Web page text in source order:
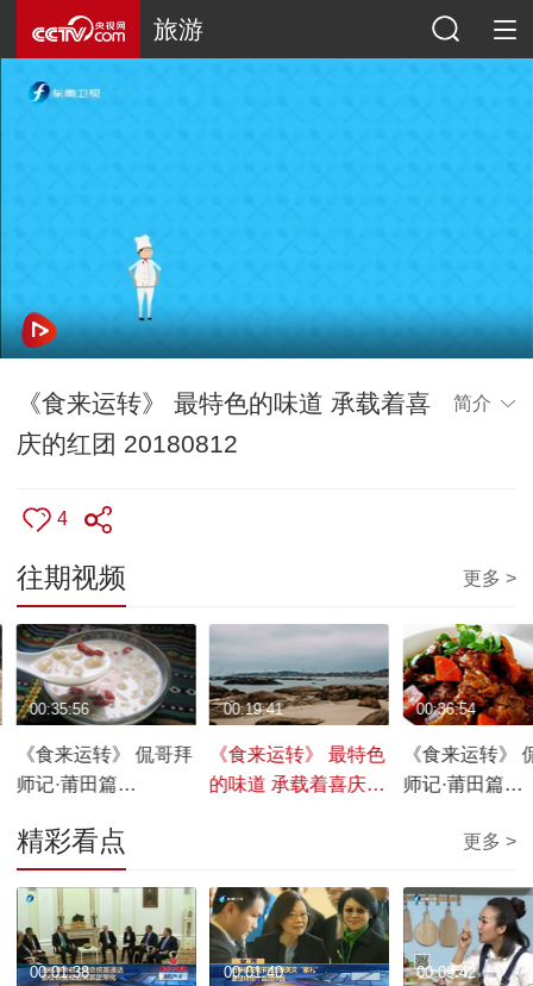
旅游
《食来运转》 最特色的味道 承载着喜
庆的红团 20180812
简介
4
往期视频 更多 >
《食来运转》 侃哥拜
师记·莆田篇
00:35:56
《食来运转》 最特色
的味道 承载着喜庆的
00:19:41
《食来运转》
师记·莆田篇
00:36:54
精彩看点 更多 >
00:01:38 00:01:40 00:09:42